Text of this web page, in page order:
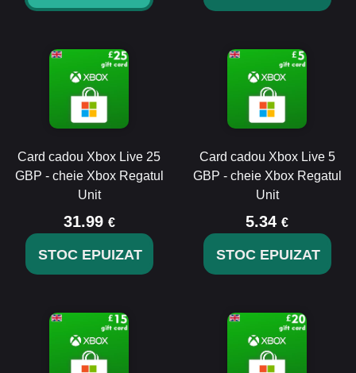
Card cadou Xbox Live 25
GBP - cheie Xbox Regatul
Unit
31.99 €
STOC EPUIZAT
Card cadou Xbox Live 5
GBP - cheie Xbox Regatul
Unit
5.34 €
STOC EPUIZAT